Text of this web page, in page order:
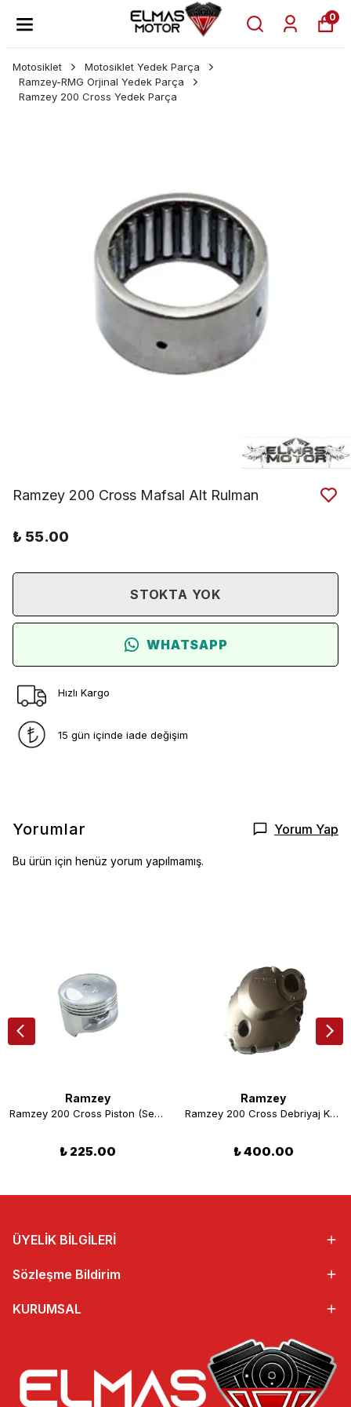
0
Motosiklet
Motosiklet Yedek Parça
Ramzey-RMG Orjinal Yedek Parça
Ramzey 200 Cross Yedek Parça
Ramzey 200 Cross Mafsal Alt Rulman
₺ 55.00
STOKTA YOK
WHATSAPP
Hızlı Kargo
15 gün içinde iade değişim
Yorumlar Yorum Yap
Bu ürün için henüz yorum yapılmamış.
Ramzey
Ramzey 200 Cross Piston (Segmansız)
₺ 225.00
Ramzey
Ramzey 200 Cross Debriyaj Kapağı (Pıoneer)
₺ 400.00
ÜYELİK BİLGİLERİ
Sözleşme Bildirim
KURUMSAL